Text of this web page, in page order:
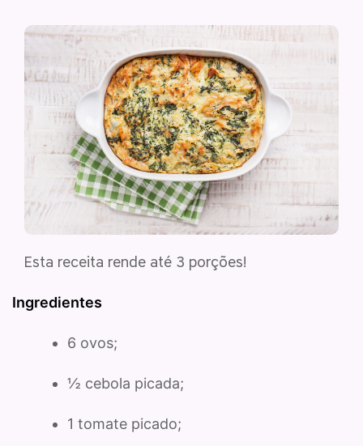
Esta receita rende até 3 porções!
Ingredientes
6 ovos;
½ cebola picada;
1 tomate picado;